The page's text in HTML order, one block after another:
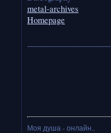
metal-archives
Homepage
Моя душа - онлайн..